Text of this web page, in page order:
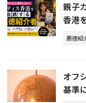
親子
香港
悪徳紹
オフ
基準